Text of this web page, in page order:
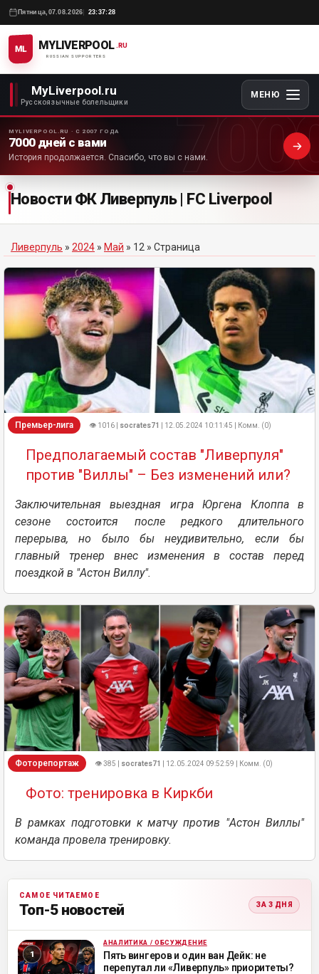
Пятница, 07.08.2026 23:37:28
ML MYLIVERPOOL
RUSSIAN SUPPORTERS
.RU
MyLiverpool.ru
Русскоязычные болельщики
МЕНЮ
MYLIVERPOOL.RU · С 2007 ГОДА
7000 дней с вами
История продолжается. Спасибо, что вы с нами.
Новости ФК Ливерпуль | FC Liverpool
Ливерпуль » 2024 » Май » 12 » Страница
Премьер-лига 👁 1016 | socrates71 | 12.05.2024 10:11:45 | Комм. (0)
Предполагаемый состав "Ливерпуля"
против "Виллы" – Без изменений или?
Заключительная выездная игра Юргена Клоппа в
сезоне состоится после редкого длительного
перерыва, но было бы неудивительно, если бы
главный тренер внес изменения в состав перед
поездкой в "Астон Виллу".
Фоторепортаж 👁 385 | socrates71 | 12.05.2024 09:52:59 | Комм. (0)
Фото: тренировка в Киркби
В рамках подготовки к матчу против "Астон Виллы"
команда провела тренировку.
САМОЕ ЧИТАЕМОЕ
Топ-5 новостей ЗА 3 ДНЯ
ML АНАЛИТИКА / ОБСУЖДЕНИЕ
Пять вингеров и один ван Дейк: не
перепутал ли «Ливерпуль» приоритеты?